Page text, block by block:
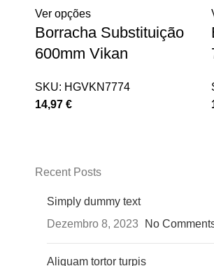
Ver opções
Borracha Substituição
600mm Vikan
SKU: HGVKN7774
14,97 €
Recent Posts
Simply dummy text
Dezembro 8, 2023
No
Aliquam tortor turpis